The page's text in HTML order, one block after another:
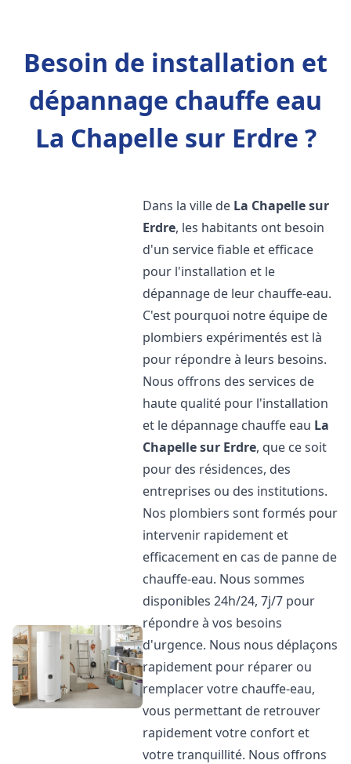
Besoin de installation et
dépannage chauffe eau
La Chapelle sur Erdre ?
Dans la ville de La Chapelle sur
Erdre, les habitants ont besoin
d'un service fiable et efficace
pour l'installation et le
dépannage de leur chauffe-eau.
C'est pourquoi notre équipe de
plombiers expérimentés est là
pour répondre à leurs besoins.
Nous offrons des services de
haute qualité pour l'installation
et le dépannage chauffe eau La
Chapelle sur Erdre, que ce soit
pour des résidences, des
entreprises ou des institutions.
Nos plombiers sont formés pour
intervenir rapidement et
efficacement en cas de panne de
chauffe-eau. Nous sommes
disponibles 24h/24, 7j/7 pour
répondre à vos besoins
d'urgence. Nous nous déplaçons
rapidement pour réparer ou
remplacer votre chauffe-eau,
vous permettant de retrouver
rapidement votre confort et
votre tranquillité. Nous offrons